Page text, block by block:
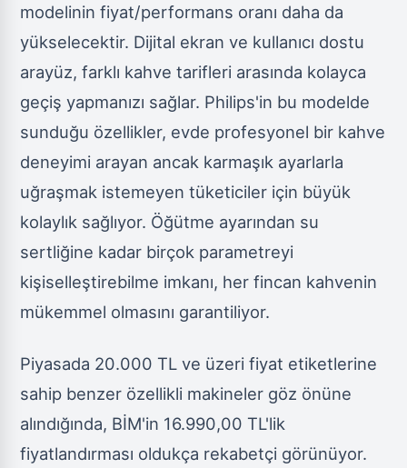
modelinin fiyat/performans oranı daha da
yükselecektir. Dijital ekran ve kullanıcı dostu
arayüz, farklı kahve tarifleri arasında kolayca
geçiş yapmanızı sağlar. Philips'in bu modelde
sunduğu özellikler, evde profesyonel bir kahve
deneyimi arayan ancak karmaşık ayarlarla
uğraşmak istemeyen tüketiciler için büyük
kolaylık sağlıyor. Öğütme ayarından su
sertliğine kadar birçok parametreyi
kişiselleştirebilme imkanı, her fincan kahvenin
mükemmel olmasını garantiliyor.
Piyasada 20.000 TL ve üzeri fiyat etiketlerine
sahip benzer özellikli makineler göz önüne
alındığında, BİM'in 16.990,00 TL'lik
fiyatlandırması oldukça rekabetçi görünüyor.